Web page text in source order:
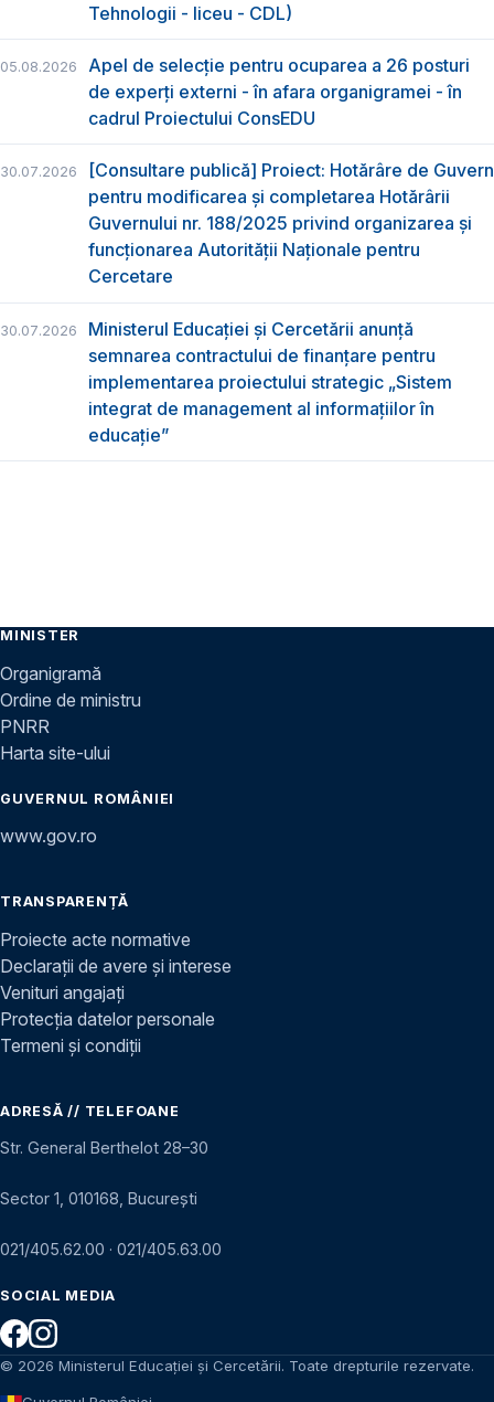
Tehnologii - liceu - CDL)
05.08.2026
Apel de selecție pentru ocuparea a 26 posturi
de experți externi - în afara organigramei - în
cadrul Proiectului ConsEDU
30.07.2026
[Consultare publică] Proiect: Hotărâre de Guvern
pentru modificarea și completarea Hotărârii
Guvernului nr. 188/2025 privind organizarea şi
funcţionarea Autorităţii Naţionale pentru
Cercetare
30.07.2026
Ministerul Educației și Cercetării anunță
semnarea contractului de finanțare pentru
implementarea proiectului strategic „Sistem
integrat de management al informațiilor în
educație”
MINISTER
Organigramă
Ordine de ministru
PNRR
Harta site-ului
GUVERNUL ROMÂNIEI
www.gov.ro
TRANSPARENȚĂ
Proiecte acte normative
Declarații de avere și interese
Venituri angajați
Protecția datelor personale
Termeni și condiții
ADRESĂ // TELEFOANE
Str. General Berthelot 28–30
Sector 1, 010168, București
021/405.62.00 · 021/405.63.00
SOCIAL MEDIA
© 2026 Ministerul Educației și Cercetării. Toate drepturile rezervate.